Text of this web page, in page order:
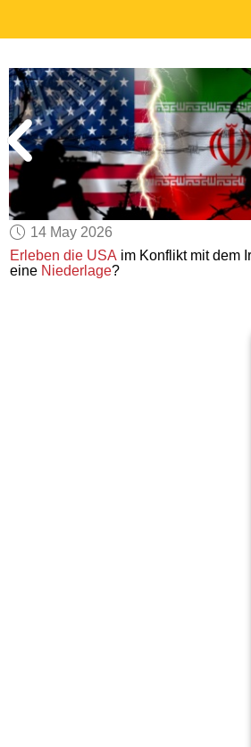
14 May 2026
Erleben die USA im Konflikt mit dem
eine Niederlage?